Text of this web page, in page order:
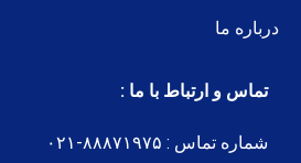
درباره ما
تماس و ارتباط با ما :
شماره تماس : ۸۸۸۷۱۹۷۵-۰۲۱